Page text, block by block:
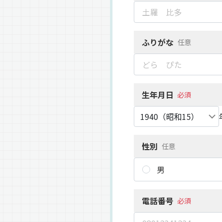
ふりがな 任意
生年月日 必須
性別 任意
男
電話番号 必須